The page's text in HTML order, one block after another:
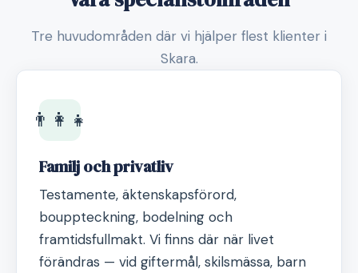
Tre huvudområden där vi hjälper flest klienter i
Skara.
👨‍👩‍👧
Familj och privatliv
Testamente, äktenskapsförord,
bouppteckning, bodelning och
framtidsfullmakt. Vi finns där när livet
förändras — vid giftermål, skilsmässa, barn